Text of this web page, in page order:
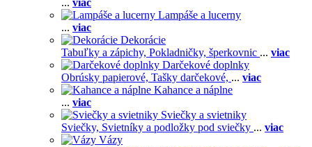
... viac
Lampáše a lucerny
... viac
Dekorácie
Tabuľky a zápichy, Pokladničky, šperkovnic ... viac
Darčekové doplnky
Obrúsky papierové, Tašky darčekové, ... viac
Kahance a náplne
... viac
Sviečky a svietniky
Sviečky, Svietníky a podložky pod sviečky ... viac
Vázy